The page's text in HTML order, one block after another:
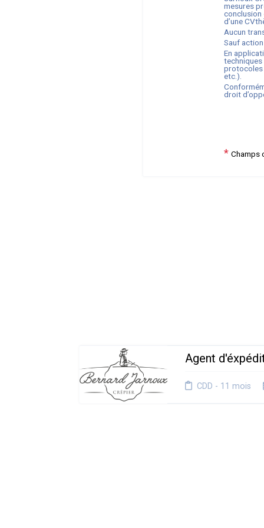
mesures
conclusion
d’une
Aucun
Sauf
En
protocoles
etc.).
droit
*Champs
Agent
CDD - 11 mois